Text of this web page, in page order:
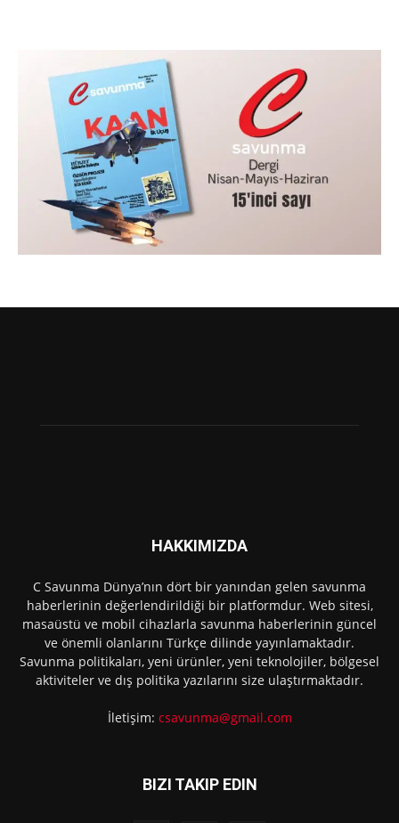
HAKKIMIZDA
C Savunma Dünya’nın dört bir yanından gelen savunma
haberlerinin değerlendirildiği bir platformdur. Web sitesi,
masaüstü ve mobil cihazlarla savunma haberlerinin güncel
ve önemli olanlarını Türkçe dilinde yayınlamaktadır.
Savunma politikaları, yeni ürünler, yeni teknolojiler, bölgesel
aktiviteler ve dış politika yazılarını size ulaştırmaktadır.
İletişim: csavunma@gmail.com
BIZI TAKIP EDIN